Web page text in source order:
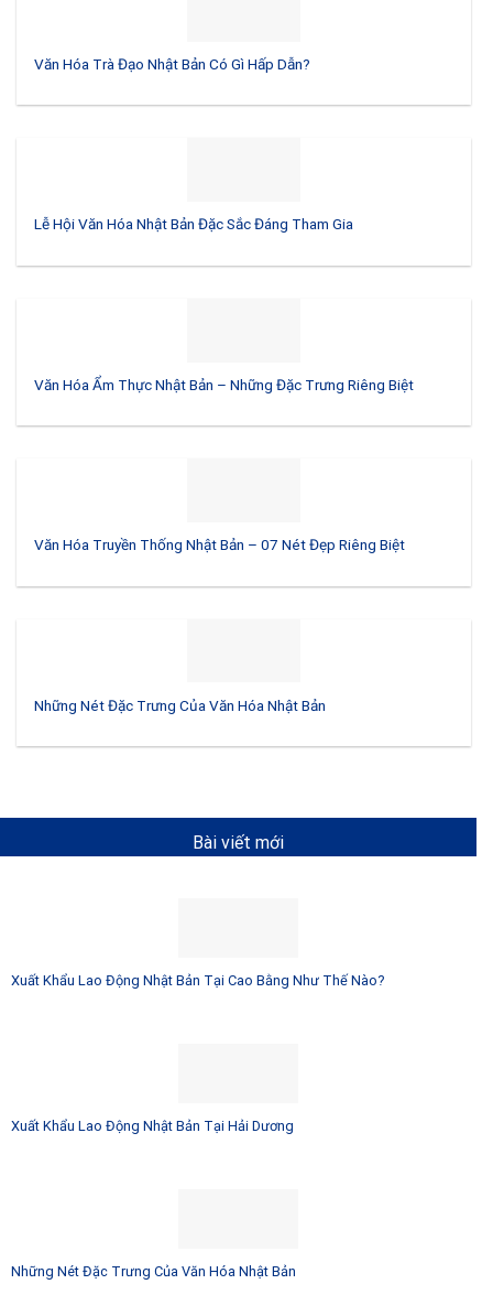
Văn Hóa Trà Đạo Nhật Bản Có Gì Hấp Dẫn?
Lễ Hội Văn Hóa Nhật Bản Đặc Sắc Đáng Tham Gia
Văn Hóa Ẩm Thực Nhật Bản – Những Đặc Trưng Riêng Biệt
Văn Hóa Truyền Thống Nhật Bản – 07 Nét Đẹp Riêng Biệt
Những Nét Đặc Trưng Của Văn Hóa Nhật Bản
Bài viết mới
Xuất Khẩu Lao Động Nhật Bản Tại Cao Bằng Như Thế Nào?
Xuất Khẩu Lao Động Nhật Bản Tại Hải Dương
Những Nét Đặc Trưng Của Văn Hóa Nhật Bản